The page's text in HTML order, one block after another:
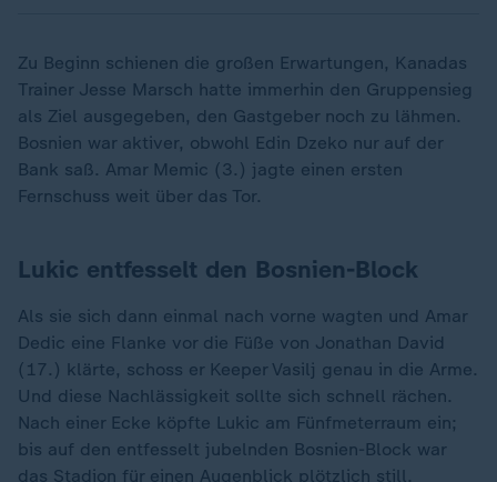
Zu Beginn schienen die großen Erwartungen, Kanadas
Trainer Jesse Marsch hatte immerhin den Gruppensieg
als Ziel ausgegeben, den Gastgeber noch zu lähmen.
Bosnien war aktiver, obwohl Edin Dzeko nur auf der
Bank saß. Amar Memic (3.) jagte einen ersten
Fernschuss weit über das Tor.
Lukic entfesselt den Bosnien-Block
Als sie sich dann einmal nach vorne wagten und Amar
Dedic eine Flanke vor die Füße von Jonathan David
(17.) klärte, schoss er Keeper Vasilj genau in die Arme.
Und diese Nachlässigkeit sollte sich schnell rächen.
Nach einer Ecke köpfte Lukic am Fünfmeterraum ein;
bis auf den entfesselt jubelnden Bosnien-Block war
das Stadion für einen Augenblick plötzlich still.